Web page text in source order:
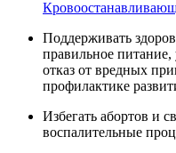
Поддерживать
правильное
отказ от вредных
профилактике
Избегать абортов и
воспалительные